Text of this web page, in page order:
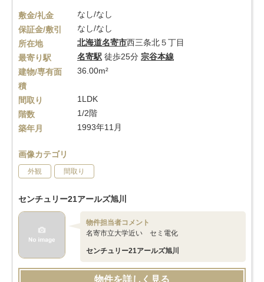
敷金/礼金
なし/なし
保証金/敷引
なし/なし
所在地
北海道名寄市西三条北５丁目
最寄り駅
名寄駅 徒歩25分 宗谷本線
建物/専有面
積
36.00m²
間取り
1LDK
階数
1/2階
築年月
1993年11月
画像カテゴリ
外観 間取り
センチュリー21アールズ旭川
物件担当者コメント
名寄市立大学近い セミ電化
センチュリー21アールズ旭川
物件を詳しく見る